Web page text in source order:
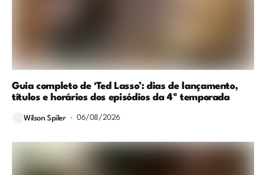
Guia completo de ‘Ted Lasso’: dias de lançamento,
títulos e horários dos episódios da 4ª temporada
Wilson Spiler 06/08/2026